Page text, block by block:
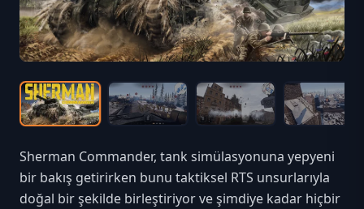
Sherman Commander, tank simülasyonuna yepyeni
bir bakış getirirken bunu taktiksel RTS unsurlarıyla
doğal bir şekilde birleştiriyor ve şimdiye kadar hiçbir